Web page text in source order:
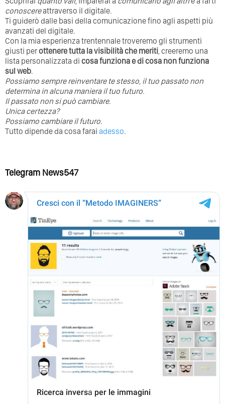
conoscereattraverso il digitale.
Ti guiderò dalle basi della comunicazione fino agli aspetti più
avanzati del digitale.
Con la mia esperienza trentennale troveremo gli strumenti
giusti perottenere tutta la visibilità che meriti, creeremo una
lista personalizzata di cosa funziona e di cosa non funziona
sul web.
Possiamo sempre reinventare te stesso, il tuo passato non
determina in alcuna maniera il tuo futuro. ⁣
⁣Il passato non si può cambiare.
Unica certezza?
Possiamo cambiare il futuro.
Tutto dipende da cosa farai adesso.
Telegram News547